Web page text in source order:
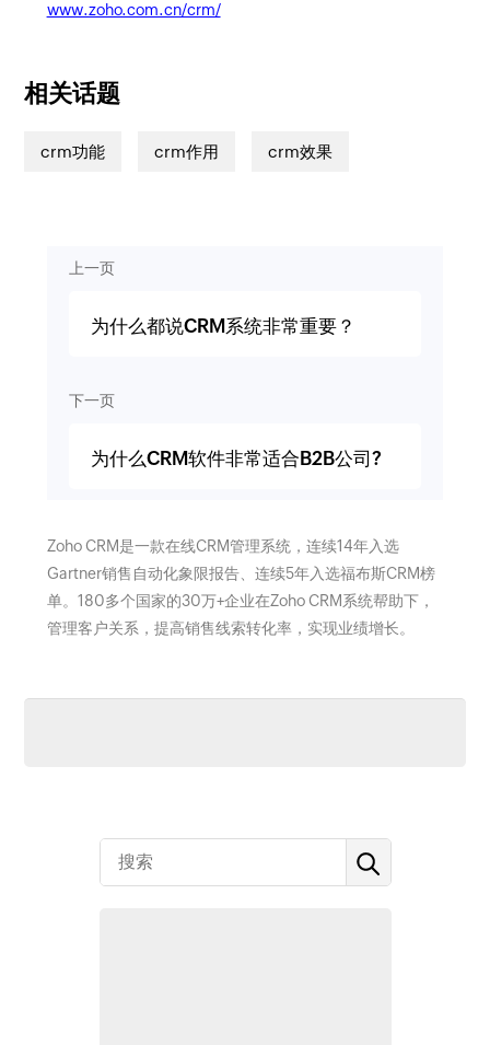
www.zoho.com.cn/crm/
相关话题
crm功能 crm作用 crm效果
上一页
为什么都说CRM系统非常重要？
下一页
为什么CRM软件非常适合B2B公司?
Zoho CRM是一款在线CRM管理系统，连续14年入选
Gartner销售自动化象限报告、连续5年入选福布斯CRM榜
单。180多个国家的30万+企业在Zoho CRM系统帮助下，
管理客户关系，提高销售线索转化率，实现业绩增长。